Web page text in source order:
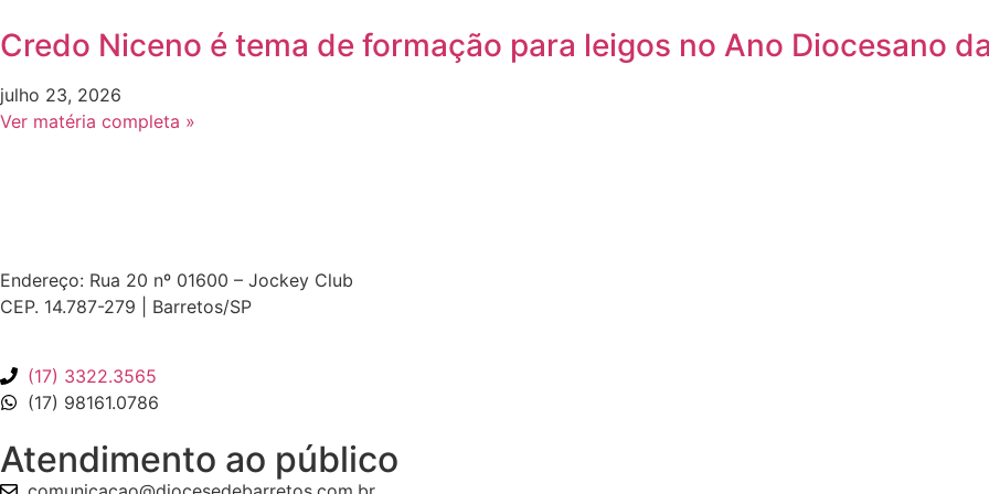
Credo Niceno é tema de formação para leigos no Ano Diocesano
julho 23, 2026
Ver matéria completa »
Endereço: Rua 20 nº 01600 – Jockey Club
CEP. 14.787-279 | Barretos/SP
(17) 3322.3565
(17) 98161.0786
Atendimento ao público